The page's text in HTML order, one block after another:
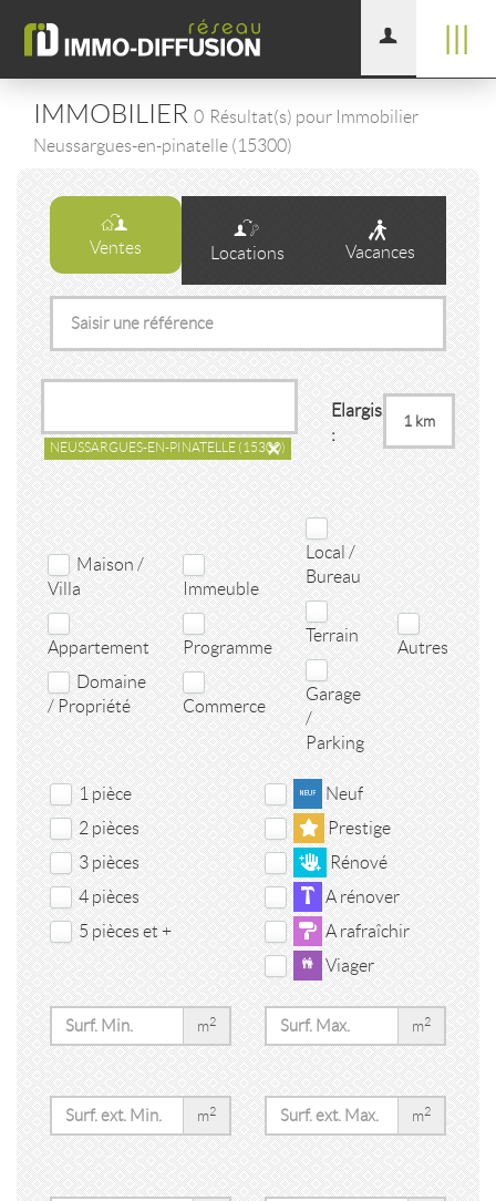
IMMOBILIER 0 Résultat(s) pour Immobilier
Neussargues-en-pinatelle (15300)
Ventes Locations Vacances
×
NEUSSARGUES-EN-PINATELLE (15300)
Elargissement
:
Maison /
Villa
Appartement
Domaine
/ Propriété
Immeuble
Programme
Commerce
Local /
Bureau
Terrain
Garage
/
Parking
Autres
1 pièce
2 pièces
3 pièces
4 pièces
5 pièces et +
Neuf
Prestige
Rénové
A rénover
A rafraîchir
Viager
m2 m2
m2 m2